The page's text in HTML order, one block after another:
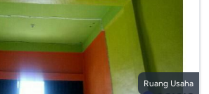
Ruang Usaha